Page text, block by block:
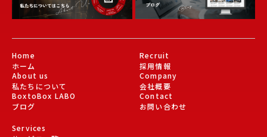
About Us Blog
Home
ホーム
About us
私たちについて
BoxtoBox LABO
ブログ
Recruit
採用情報
Company
会社概要
Contact
お問い合わせ
Services